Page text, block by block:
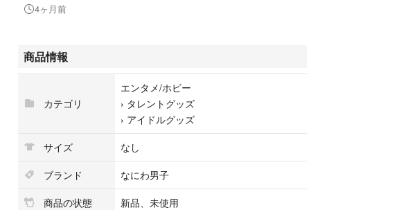
4ヶ月前
商品情報
カテゴリ
エンタメ/ホビー
› タレントグッズ
› アイドルグッズ
サイズ
なし
ブランド
なにわ男子
商品の状態
新品、未使用